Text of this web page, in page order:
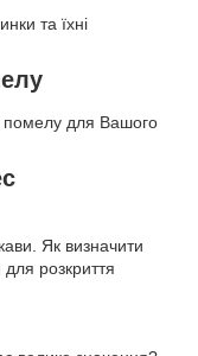
та їхні
помелу для Вашого
Як визначити
розкриття